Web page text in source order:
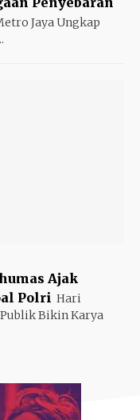
Jaya Ungkap
Ajak
Polri Hari
Bikin Karya